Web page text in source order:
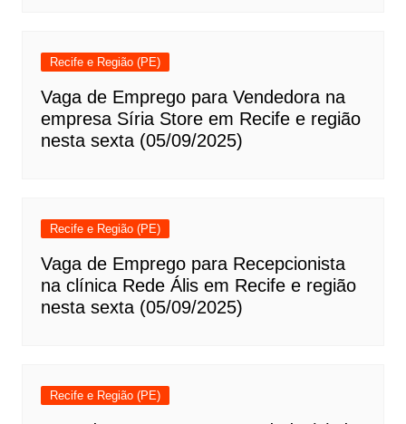
Recife e Região (PE)
Vaga de Emprego para Vendedora na
empresa Síria Store em Recife e região
nesta sexta (05/09/2025)
Recife e Região (PE)
Vaga de Emprego para Recepcionista
na clínica Rede Ális em Recife e região
nesta sexta (05/09/2025)
Recife e Região (PE)